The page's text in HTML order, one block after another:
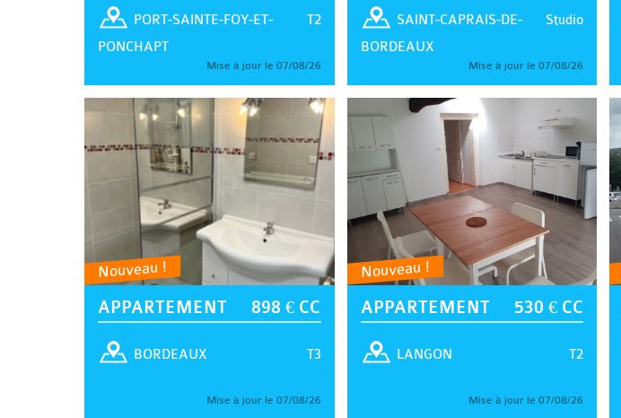
T2
PORT-SAINTE-FOY-ET-
PONCHAPT
Mise à jour le 07/08/26
Studio
SAINT-CAPRAIS-DE-
BORDEAUX
Mise à jour le 07/08/26
Nouveau !
APPARTEMENT 898 € CC
T3
BORDEAUX
Mise à jour le 07/08/26
Nouveau !
APPARTEMENT 530 € CC
T2
LANGON
Mise à jour le 07/08/26